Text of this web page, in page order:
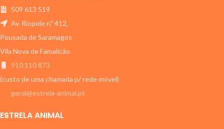
509 613 519
Av. Riopele n.º 412,
Pousada de Saramagos
Vila Nova de Famalicão
910 110 873
(custo de uma chamada p/ rede móvel)
geral@estrela-animal.pt
ESTRELA ANIMAL